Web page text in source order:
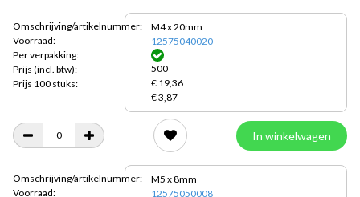
Omschrijving/artikelnummer:
Voorraad:
Per verpakking:
Prijs (incl. btw):
Prijs 100 stuks:
M4 x 20mm
12575040020
500
€ 19,36
€ 3,87
In winkelwagen
Omschrijving/artikelnummer:
Voorraad:
M5 x 8mm
12575050008